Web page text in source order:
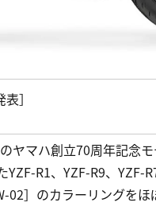
］
ヤマハ創立70周年記念
R1、YZF-R9、YZF-
］のカラーリングをほ